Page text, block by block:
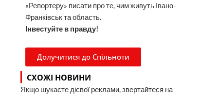
«Репортеру» писати про те, чим живуть Івано-
Франківськ та область.
Інвестуйте в правду!
Долучитися до Спільноти
СХОЖІ НОВИНИ
Якщо шукаєте дієвої реклами, звертайтеся на